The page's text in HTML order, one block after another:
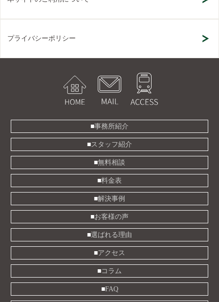
プライバシーポリシー
事務所紹介
スタッフ紹介
無料相談
料金表
解決事例
お客様の声
選ばれる理由
アクセス
コラム
FAQ